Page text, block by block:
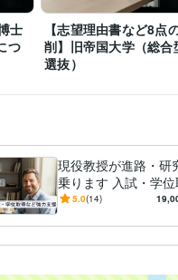
年Word:25年
Adobe Illustrator:21年
【学生・研究者向け】学術・キャリ
【心理的サポート】お悩み・愚
相談 筋トレ 大学 学生
月
月
士
つ
【志望理由書など8点
削】旧帝国大学（総合
選抜）
現役教授が進路・研
乗ります 入試・学
ど人生の岐路を教授
5.0(14)